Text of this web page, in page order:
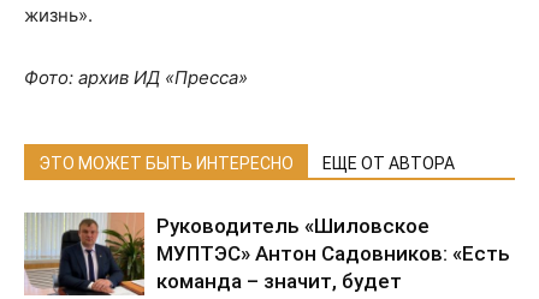
жизнь».
Фото: архив ИД «Пресса»
ЭТО МОЖЕТ БЫТЬ ИНТЕРЕСНО ЕЩЕ ОТ АВТОРА
Руководитель «Шиловское
МУПТЭС» Антон Садовников: «Есть
команда – значит, будет